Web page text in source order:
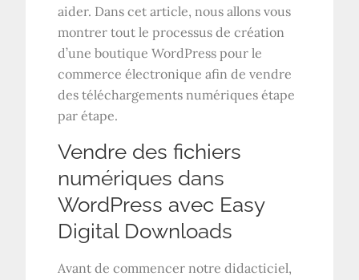
aider. Dans cet article, nous allons vous
montrer tout le processus de création
d’une boutique WordPress pour le
commerce électronique afin de vendre
des téléchargements numériques étape
par étape.
Vendre des fichiers
numériques dans
WordPress avec Easy
Digital Downloads
Avant de commencer notre didacticiel,